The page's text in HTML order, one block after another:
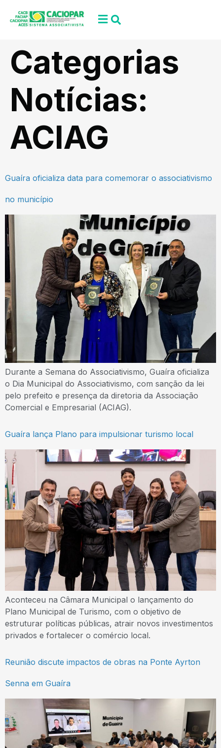
Categorias
Notícias:
ACIAG
Guaíra oficializa data para comemorar o associativismo
no município
Durante a Semana do Associativismo, Guaíra oficializa
o Dia Municipal do Associativismo, com sanção da lei
pelo prefeito e presença da diretoria da Associação
Comercial e Empresarial (ACIAG).
Guaíra lança Plano para impulsionar turismo local
Aconteceu na Câmara Municipal o lançamento do
Plano Municipal de Turismo, com o objetivo de
estruturar políticas públicas, atrair novos investimentos
privados e fortalecer o comércio local.
Reunião discute impactos de obras na Ponte Ayrton
Senna em Guaíra